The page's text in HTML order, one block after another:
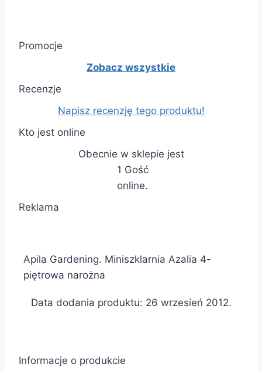
Promocje
Zobacz wszystkie
Recenzje
Napisz recenzję tego produktu!
Kto jest online
Obecnie w sklepie jest
1 Gość
online.
Reklama
Apila Gardening. Miniszklarnia Azalia 4-
piętrowa narożna
Data dodania produktu: 26 wrzesień 2012.
Informacje o produkcie